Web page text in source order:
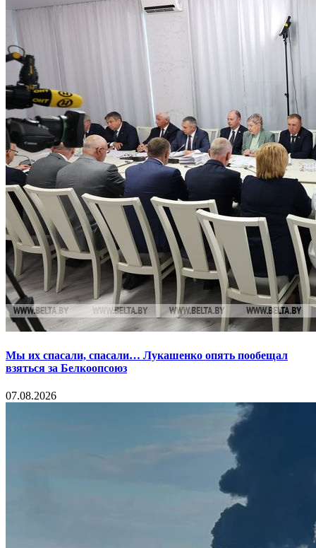
Мы их спасали, спасали… Лукашенко опять пообещал
взяться за Белкоопсоюз
07.08.2026